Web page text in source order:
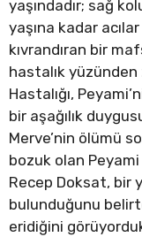
yaşındadır; sağ
yaşına kadar
kıvrandıran bir
hastalık
Hastalığı,
bir aşağılık
Merve’nin ölümü
bozuk olan Peyami
Recep Doksat, bir
bulunduğunu
eridiğini